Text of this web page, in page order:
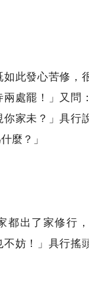
如此發心苦修，
處罷！」又問
你家未？」具行
麼？」
都出了家修行
不妨！」具行搖